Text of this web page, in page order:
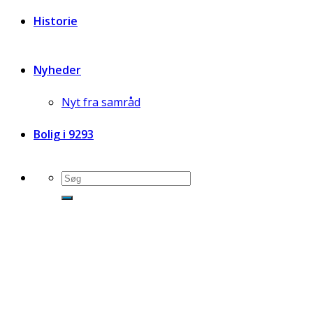
Historie
Nyheder
Nyt fra samråd
Bolig i 9293